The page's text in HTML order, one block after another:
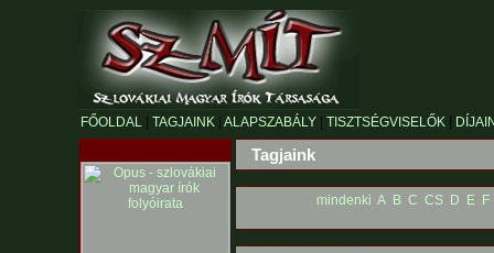
FŐOLDAL TAGJAINK ALAPSZABÁLY TISZTSÉGVISELŐK
Tagjaink
mindenki A B C CS D E F